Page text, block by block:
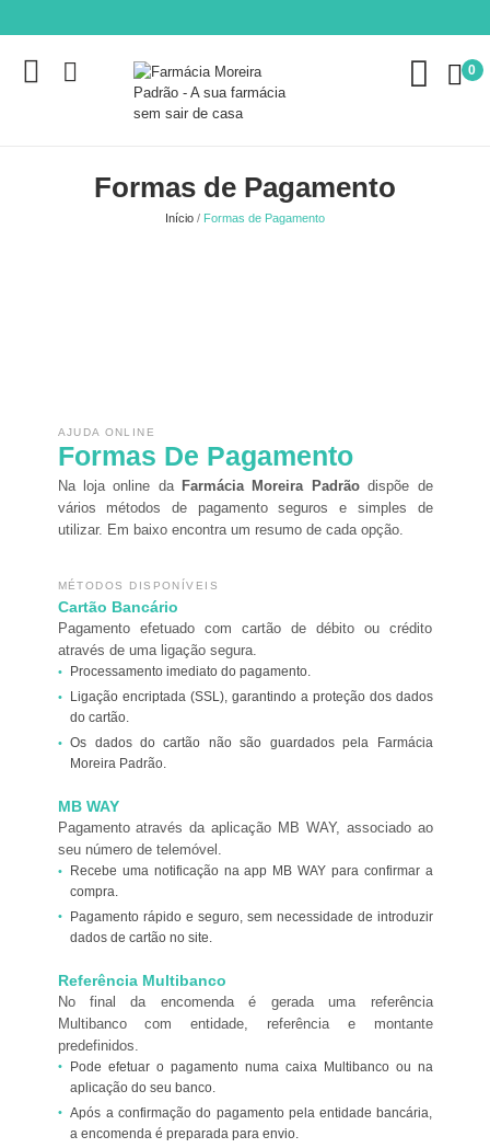
0
Formas de Pagamento
Início Formas de Pagamento
AJUDA ONLINE
Formas De Pagamento
Na loja online da Farmácia Moreira Padrãodispõe de
vários métodos de pagamento seguros e simples de
utilizar. Em baixo encontra um resumo de cada opção.
MÉTODOS DISPONÍVEIS
Cartão Bancário
Pagamento efetuado com cartão de débito ou crédito
através de uma ligação segura.
Processamento imediato do pagamento.
Ligação encriptada (SSL), garantindo a proteção dos dados
do cartão.
Os dados do cartão não são guardados pela Farmácia
Moreira Padrão.
MB WAY
Pagamento através da aplicação MB WAY, associado ao
seu número de telemóvel.
Recebe uma notificação na app MB WAY para confirmar a
compra.
Pagamento rápido e seguro, sem necessidade de introduzir
dados de cartão no site.
Referência Multibanco
No final da encomenda é gerada uma referência
Multibanco com entidade, referência e montante
predefinidos.
Pode efetuar o pagamento numa caixa Multibanco ou na
aplicação do seu banco.
Após a confirmação do pagamento pela entidade bancária,
a encomenda é preparada para envio.